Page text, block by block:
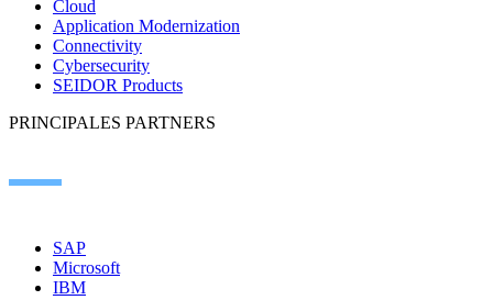
Cloud
Application Modernization
Connectivity
Cybersecurity
SEIDOR Products
PRINCIPALES PARTNERS
SAP
Microsoft
IBM